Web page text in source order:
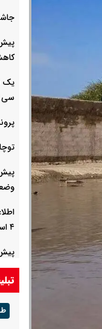
یک
سی
۴ استان جنوبی کشور + جدول